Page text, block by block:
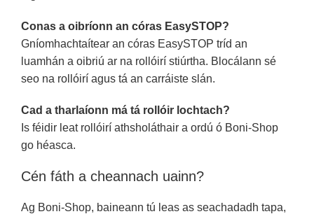
Conas a oibríonn an córas EasySTOP?
Gníomhachtaítear an córas EasySTOP tríd an
luamhán a oibriú ar na rollóirí stiúrtha. Blocálann sé
seo na rollóirí agus tá an carráiste slán.
Cad a tharlaíonn má tá rollóir lochtach?
Is féidir leat rollóirí athsholáthair a ordú ó Boni-Shop
go héasca.
Cén fáth a cheannach uainn?
Ag Boni-Shop, baineann tú leas as seachadadh tapa,